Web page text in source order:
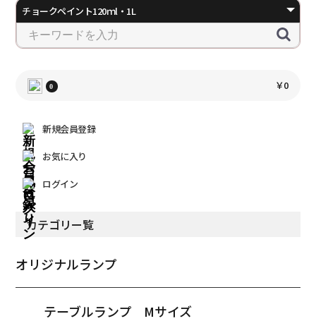
0 ￥0
新規会員登録
お気に入り
ログイン
カテゴリー覧
オリジナルランプ
テーブルランプ Mサイズ